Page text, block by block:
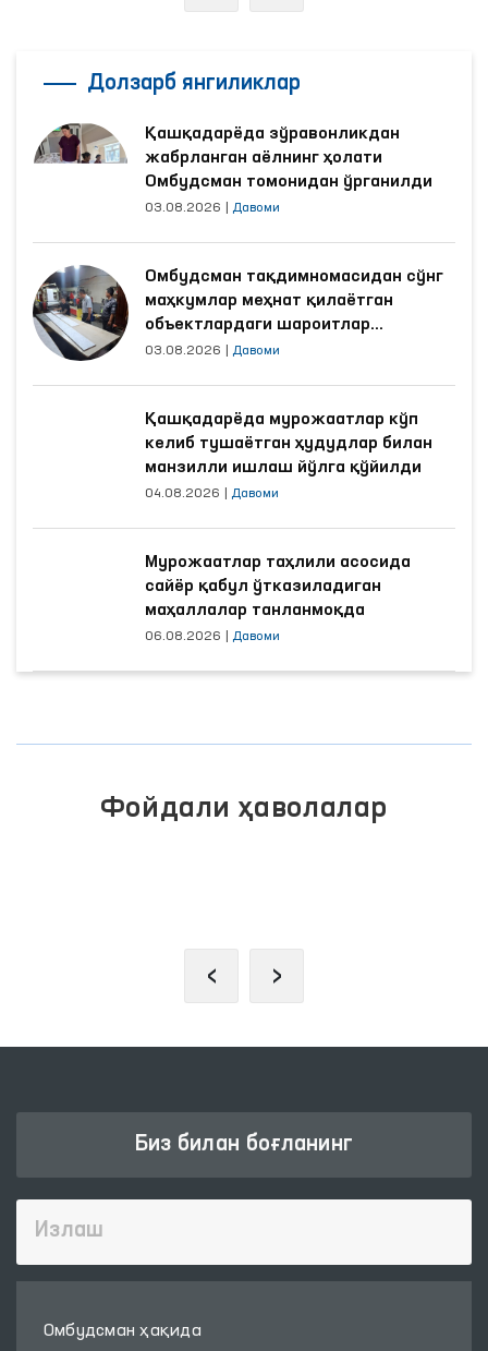
Долзарб янгиликлар
Қашқадарёда зўравонликдан
жабрланган аёлнинг ҳолати
Омбудсман томонидан ўрганилди
03.08.2026 Давоми
Омбудсман тақдимномасидан сўнг
маҳкумлар меҳнат қилаётган
объектлардаги шароитлар
яхшиланди
03.08.2026 Давоми
Қашқадарёда мурожаатлар кўп
келиб тушаётган ҳудудлар билан
манзилли ишлаш йўлга қўйилди
04.08.2026 Давоми
Мурожаатлар таҳлили асосида
сайёр қабул ўтказиладиган
маҳаллалар танланмоқда
06.08.2026 Давоми
Фойдали ҳаволалар
‹ ›
Биз билан боғланинг
Омбудсман ҳақида